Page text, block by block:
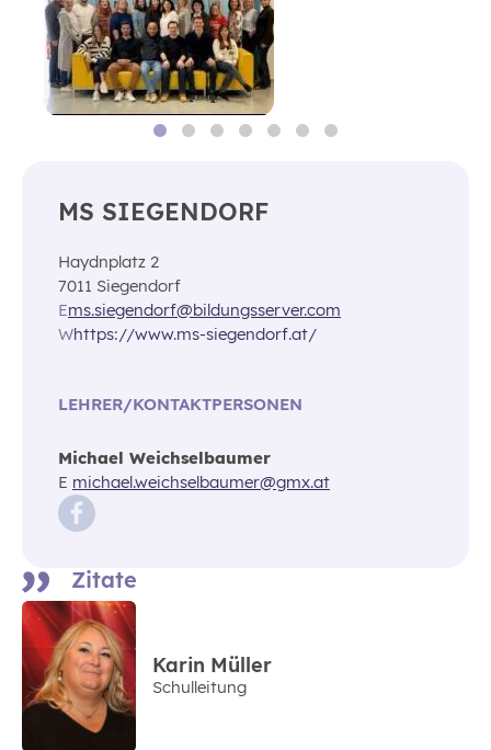
MS SIEGENDORF
Haydnplatz 2
7011 Siegendorf
Ems.siegendorf@bildungsserver.com
Whttps://www.ms-siegendorf.at/
LEHRER/KONTAKTPERSONEN
Michael Weichselbaumer
E michael.weichselbaumer@gmx.at
Zitate
Karin Müller
Schulleitung